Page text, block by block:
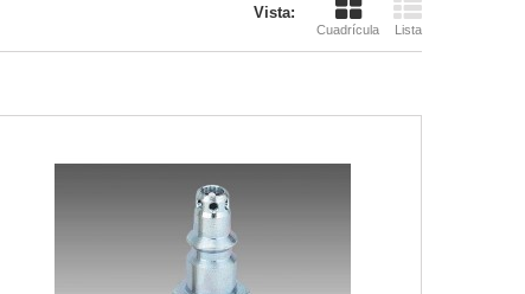
Vista:
Cuadrícula Lista